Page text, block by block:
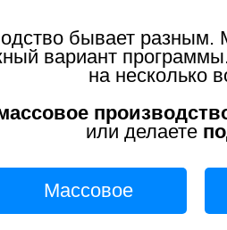
бывает
вариант
на несколько
или делаете
Массовое